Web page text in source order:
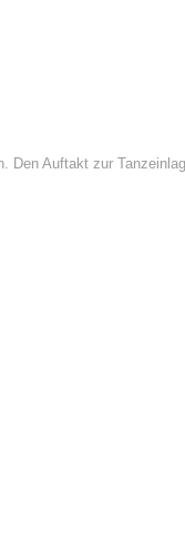
Den Auftakt zur